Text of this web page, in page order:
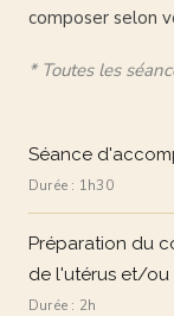
composer selon
* Toutes les
Séance
Durée : 1h30
Préparation du
de l'utérus et/ou
Durée : 2h